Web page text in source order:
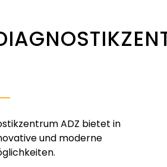
ADZ bietet in
und moderne